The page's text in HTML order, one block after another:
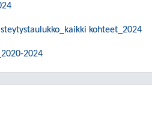
kohteet_2024
2024